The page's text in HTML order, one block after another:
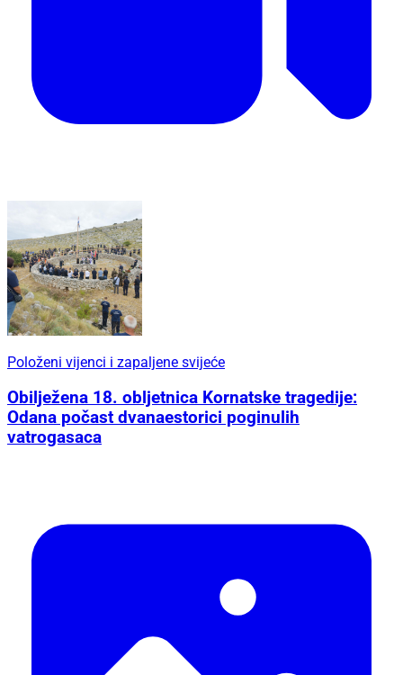
Položeni vijenci i zapaljene svijeće
Obilježena 18. obljetnica Kornatske tragedije:
Odana počast dvanaestorici poginulih
vatrogasaca